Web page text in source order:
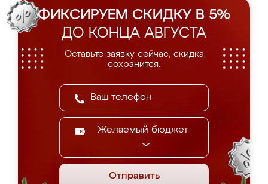
ФИКСИРУЕМ СКИДКУ В 5%
ДО КОНЦА АВГУСТА
Оставьте заявку сейчас, скидка
сохранится.
Желаемый бюджет
Отправить